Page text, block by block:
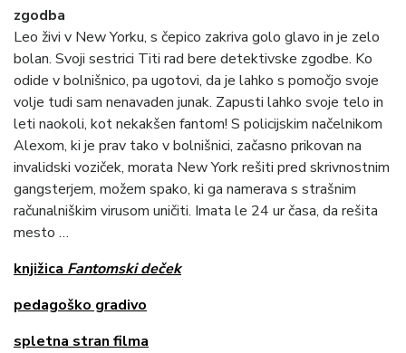
zgodba
Leo živi v New Yorku, s čepico zakriva golo glavo in je zelo
bolan. Svoji sestrici Titi rad bere detektivske zgodbe. Ko
odide v bolnišnico, pa ugotovi, da je lahko s pomočjo svoje
volje tudi sam nenavaden junak. Zapusti lahko svoje telo in
leti naokoli, kot nekakšen fantom! S policijskim načelnikom
Alexom, ki je prav tako v bolnišnici, začasno prikovan na
invalidski voziček, morata New York rešiti pred skrivnostnim
gangsterjem, možem spako, ki ga namerava s strašnim
računalniškim virusom uničiti. Imata le 24 ur časa, da rešita
mesto …
knjižica Fantomski deček
pedagoško gradivo
spletna stran filma